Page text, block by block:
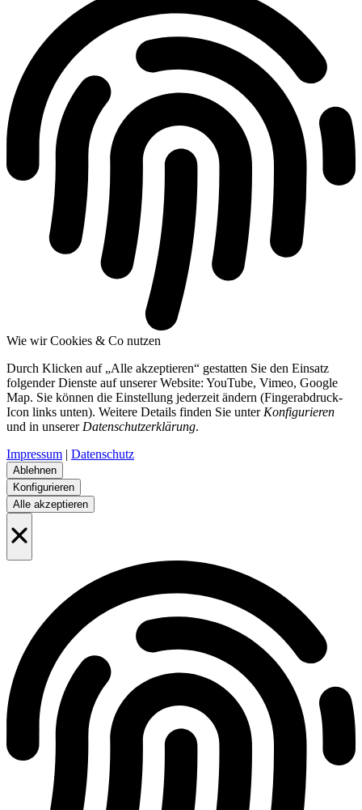
Wie wir Cookies & Co nutzen
Durch Klicken auf „Alle akzeptieren“ gestatten Sie den Einsatz
folgender Dienste auf unserer Website: YouTube, Vimeo, Google
Map. Sie können die Einstellung jederzeit ändern (Fingerabdruck-
Icon links unten). Weitere Details finden Sie unter Konfigurieren
und in unserer Datenschutzerklärung.
Impressum | Datenschutz
Ablehnen
Konfigurieren
Alle akzeptieren